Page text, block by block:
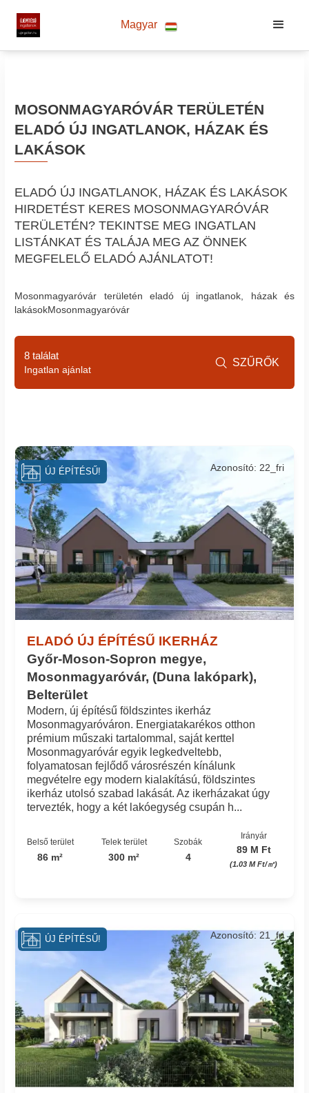
Magyar
MOSONMAGYARÓVÁR TERÜLETÉN
ELADÓ ÚJ INGATLANOK, HÁZAK ÉS
LAKÁSOK
ELADÓ ÚJ INGATLANOK, HÁZAK ÉS LAKÁSOK
HIRDETÉST KERES MOSONMAGYARÓVÁR
TERÜLETÉN? TEKINTSE MEG INGATLAN
LISTÁNKAT ÉS TALÁJA MEG AZ ÖNNEK
MEGFELELŐ ELADÓ AJÁNLATOT!
Mosonmagyaróvár területén eladó új ingatlanok, házak és
lakásokMosonmagyaróvár
ELADÓ ÚJ ÉPÍTÉSŰ IKERHÁZ
Győr-Moson-Sopron megye,
Mosonmagyaróvár, (Duna lakópark),
Belterület
Azonosító: 22_fri
Modern, új építésű földszintes ikerház
Mosonmagyaróváron. Energiatakarékos otthon
prémium műszaki tartalommal, saját kerttel
Mosonmagyaróvár egyik legkedveltebb,
folyamatosan fejlődő városrészén kínálunk
megvételre egy modern kialakítású, földszintes
ikerház utolsó szabad lakását. Az ikerházakat úgy
tervezték, hogy a két lakóegység csupán h...
Belső terület
86 m²
Telek terület
300 m²
Szobák
4
Irányár
89 M Ft
(1.03 M Ft/㎡)
ÚJ ÉPÍTÉSŰ!
Azonosító: 21_fri
ÚJ ÉPÍTÉSŰ!
8 találat
Ingatlan ajánlat
 SZŰRŐK